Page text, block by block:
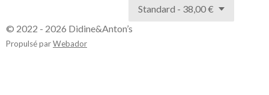
© 2022 - 2026 Didine&Anton’s
Propulsé parWebador